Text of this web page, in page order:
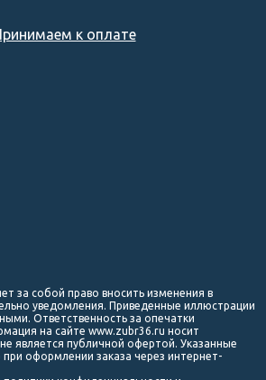
к оплате
за собой право вносить изменения в
уведомления. Приведенные иллюстрации
Ответственность за опечатки
на сайте www.zubr36.ru носит
является публичной офертой. Указанные
оформлении заказа через интернет-